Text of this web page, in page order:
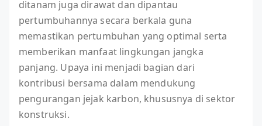
ditanam juga dirawat dan dipantau
pertumbuhannya secara berkala guna
memastikan pertumbuhan yang optimal serta
memberikan manfaat lingkungan jangka
panjang. Upaya ini menjadi bagian dari
kontribusi bersama dalam mendukung
pengurangan jejak karbon, khususnya di sektor
konstruksi.